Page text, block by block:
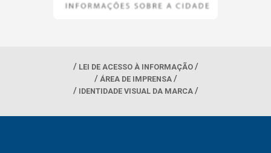
LEI DE ACESSO À INFORMAÇÃO
ÁREA DE IMPRENSA
IDENTIDADE VISUAL DA MARCA